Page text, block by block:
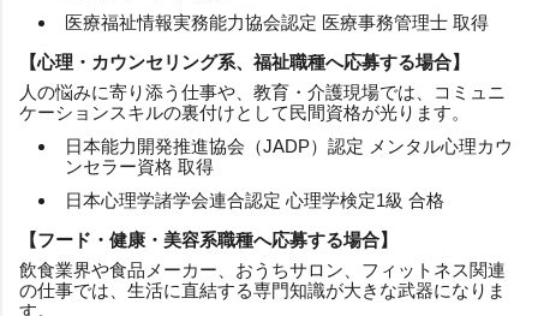
医療福祉情報実務能力協会認定 医療事務管理士 取得
【心理・カウンセリング系、福祉職種へ応募する場合】
人の悩みに寄り添う仕事や、教育・介護現場では、コミュニ
ケーションスキルの裏付けとして民間資格が光ります。
日本能力開発推進協会（JADP）認定 メンタル心理カウ
ンセラー資格 取得
日本心理学諸学会連合認定 心理学検定1級 合格
【フード・健康・美容系職種へ応募する場合】
飲食業界や食品メーカー、おうちサロン、フィットネス関連
の仕事では、生活に直結する専門知識が大きな武器になりま
す。